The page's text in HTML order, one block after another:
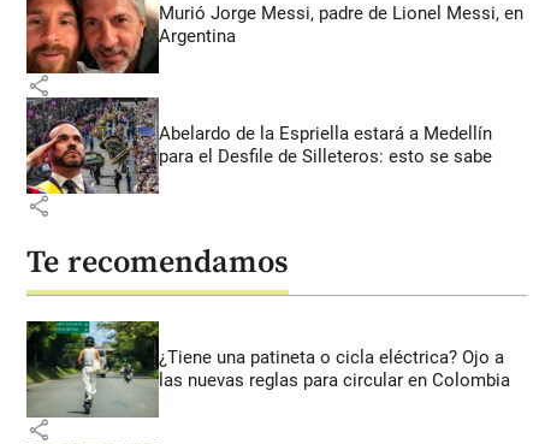
Murió Jorge Messi, padre de Lionel Messi, en
Argentina
share
Abelardo de la Espriella estará a Medellín
para el Desfile de Silleteros: esto se sabe
share
Te recomendamos
¿Tiene una patineta o cicla eléctrica? Ojo a
las nuevas reglas para circular en Colombia
share